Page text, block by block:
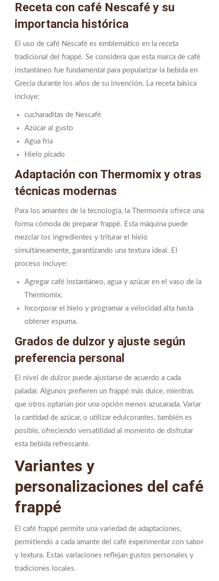
Receta con café Nescafé y su
importancia histórica
El uso de café Nescafé es emblemático en la receta
tradicional del frappé. Se considera que esta marca de café
instantáneo fue fundamental para popularizar la bebida en
Grecia durante los años de su invención. La receta básica
incluye:
cucharaditas de Nescafé
Azúcar al gusto
Agua fría
Hielo picado
Adaptación con Thermomix y otras
técnicas modernas
Para los amantes de la tecnología, la Thermomix ofrece una
forma cómoda de preparar frappé. Esta máquina puede
mezclar los ingredientes y triturar el hielo
simultáneamente, garantizando una textura ideal. El
proceso incluye:
Agregar café instantáneo, agua y azúcar en el vaso de la
Thermomix.
Incorporar el hielo y programar a velocidad alta hasta
obtener espuma.
Grados de dulzor y ajuste según
preferencia personal
El nivel de dulzor puede ajustarse de acuerdo a cada
paladar. Algunos prefieren un frappé más dulce, mientras
que otros optarían por una opción menos azucarada. Variar
la cantidad de azúcar, o utilizar edulcorantes, también es
posible, ofreciendo versatilidad al momento de disfrutar
esta bebida refrescante.
Variantes y
personalizaciones del café
frappé
El café frappé permite una variedad de adaptaciones,
permitiendo a cada amante del café experimentar con sabor
y textura. Estas variaciones reflejan gustos personales y
tradiciones locales.